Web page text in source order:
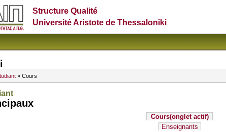
Structure Qualité
Université Aristote de Thessaloniki
» Cours
Cours(onglet actif)
Enseignants